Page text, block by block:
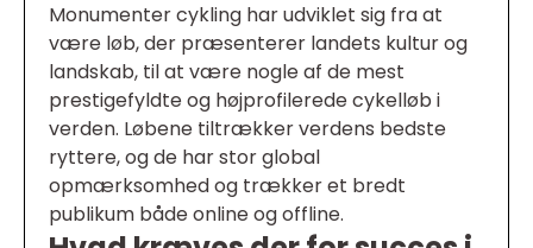
Monumenter cykling har udviklet sig fra at
være løb, der præsenterer landets kultur og
landskab, til at være nogle af de mest
prestigefyldte og højprofilerede cykelløb i
verden. Løbene tiltrækker verdens bedste
ryttere, og de har stor global
opmærksomhed og trækker et bredt
publikum både online og offline.